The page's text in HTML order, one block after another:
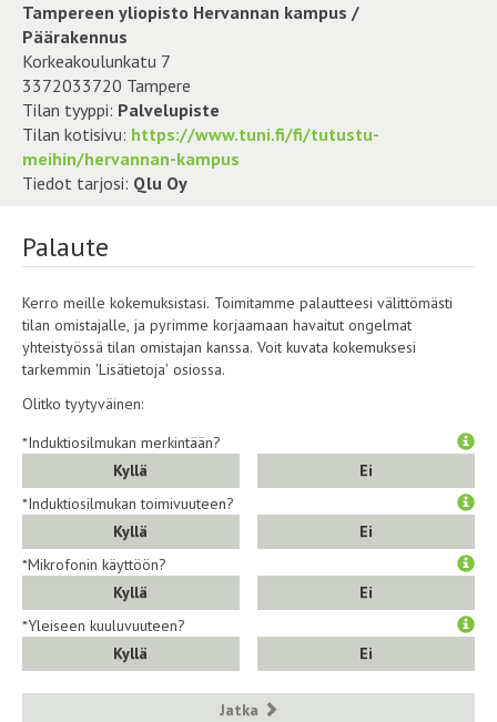
Tampereen yliopisto Hervannan kampus /
Päärakennus
Korkeakoulunkatu 7
3372033720 Tampere
Tilan tyyppi: Palvelupiste
Tilan kotisivu: https://www.tuni.fi/fi/tutustu-
meihin/hervannan-kampus
Tiedot tarjosi: Qlu Oy
Palaute
Kerro meille kokemuksistasi. Toimitamme palautteesi välittömästi
tilan omistajalle, ja pyrimme korjaamaan havaitut ongelmat
yhteistyössä tilan omistajan kanssa. Voit kuvata kokemuksesi
tarkemmin 'Lisätietoja' osiossa.
Olitko tyytyväinen:
*Induktiosilmukan merkintään?
Kyllä
Ei
*Induktiosilmukan toimivuuteen?
Kyllä
Ei
*Mikrofonin käyttöön?
Kyllä
Ei
*Yleiseen kuuluvuuteen?
Kyllä
Ei
Jatka